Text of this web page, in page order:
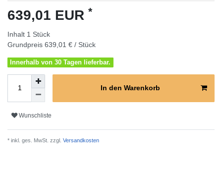
639,01 EUR *
Inhalt 1 Stück
Grundpreis 639,01 € / Stück
Innerhalb von 30 Tagen lieferbar.
In den Warenkorb
Wunschliste
* inkl. ges. MwSt. zzgl. Versandkosten